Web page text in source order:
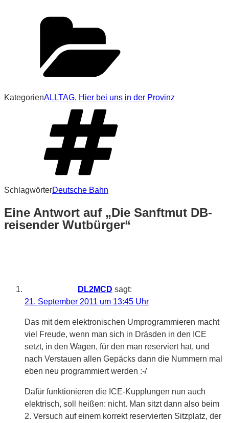
KategorienALLTAG, Hier bei uns in der Provinz
SchlagwörterDeutsche Bahn
Eine Antwort auf „Die Sanftmut DB-
reisender Wutbürger“
DL2MCD sagt:
21. September 2011 um 13:45 Uhr
Das mit dem elektronischen Umprogrammieren macht
viel Freude, wenn man sich in Dräsden in den ICE
setzt, in den Wagen, für den man reserviert hat, und
nach Verstauen allen Gepäcks dann die Nummern mal
eben neu programmiert werden :-/
Dafür funktionieren die ICE-Kupplungen nun auch
elektrisch, soll heißen: nicht. Man sitzt dann also beim
2. Versuch auf einem korrekt reservierten Sitzplatz, der